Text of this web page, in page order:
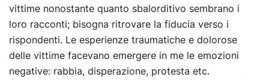
vittime nonostante quanto sbalorditivo sembrano i
loro racconti; bisogna ritrovare la fiducia verso i
rispondenti. Le esperienze traumatiche e dolorose
delle vittime facevano emergere in me le emozioni
negative: rabbia, disperazione, protesta etc.